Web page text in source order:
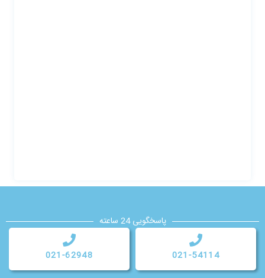
پاسخگویی 24 ساعته
021-54114
021-62948